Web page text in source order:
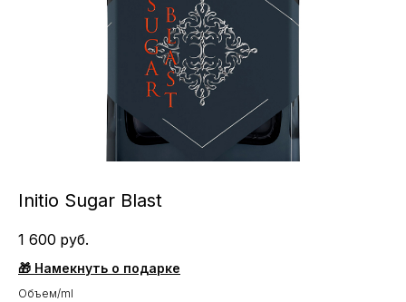
Initio Sugar Blast
1 600 руб.
🎁 Намекнуть о подарке
Объем/ml